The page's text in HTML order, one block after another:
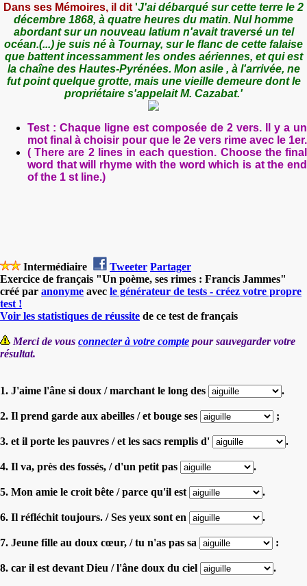
Dans ses Mémoires, il dit 'J'ai débarqué sur cette terre le 2
décembre 1868, à quatre heures du matin. Nul homme
abordant sur un nouveau latium n'avait traversé un tel
océan.(...) je suis né à Tournay, sur le flanc de cette falaise
que battent incessamment les ondes aériennes, et qui est
la chaîne des Hautes-Pyrénées. Mon asile , à l'arrivée, ne
fut point quelque grotte, mais une vieille demeure dont le
propriétaire s'appelait M. Cazabat.'
Test : Chaque ligne est composée de 2 vers. Il y a un
mot final à choisir pour que le 2e vers rime avec le 1er.
( There are 2 lines in each question. Choose the final
word that will rhyme with the word which is at the end
of the 1 st line.)
Intermédiaire Tweeter Partager
Exercice de français "Un poème, ses rimes : Francis Jammes"
créé par anonyme avec le générateur de tests - créez votre propre
test !
Voir les statistiques de réussite de ce test de français
Merci de vous connecter à votre compte pour sauvegarder votre
résultat.
1. J'aime l'âne si doux / marchant le long des .
2. Il prend garde aux abeilles / et bouge ses ;
3. et il porte les pauvres / et les sacs remplis d' .
4. Il va, près des fossés, / d'un petit pas .
5. Mon amie le croit bête / parce qu'il est .
6. Il réfléchit toujours. / Ses yeux sont en .
7. Jeune fille au doux cœur, / tu n'as pas sa :
8. car il est devant Dieu / l'âne doux du ciel .